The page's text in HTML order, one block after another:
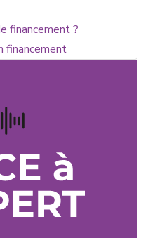
financement ?
financement